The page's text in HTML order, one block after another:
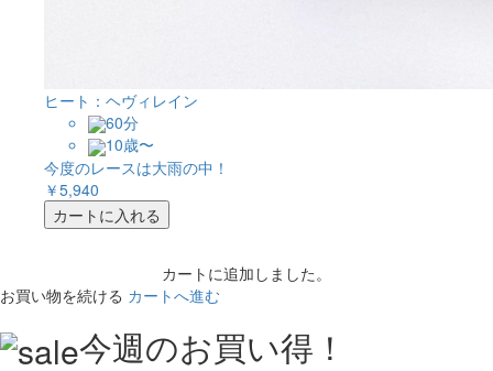
ヒート：ヘヴィレイン
60分
10歳〜
今度のレースは大雨の中！
￥5,940
カートに入れる
カートに追加しました。
お買い物を続ける カートへ進む
今週のお買い得！